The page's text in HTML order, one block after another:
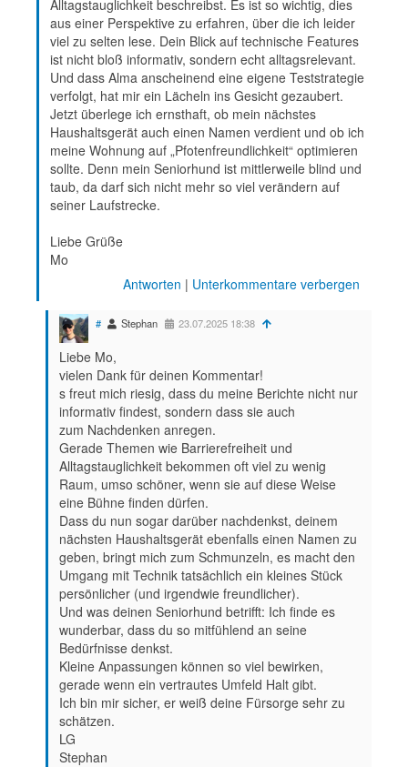
Alltagstauglichkeit beschreibst. Es ist so wichtig, dies
aus einer Perspektive zu erfahren, über die ich leider
viel zu selten lese. Dein Blick auf technische Features
ist nicht bloß informativ, sondern echt alltagsrelevant.
Und dass Alma anscheinend eine eigene Teststrategie
verfolgt, hat mir ein Lächeln ins Gesicht gezaubert.
Jetzt überlege ich ernsthaft, ob mein nächstes
Haushaltsgerät auch einen Namen verdient und ob ich
meine Wohnung auf „Pfotenfreundlichkeit“ optimieren
sollte. Denn mein Seniorhund ist mittlerweile blind und
taub, da darf sich nicht mehr so viel verändern auf
seiner Laufstrecke.
Liebe Grüße
Mo
Antworten | Unterkommentare verbergen
# Stephan 23.07.2025 18:38
Liebe Mo,
vielen Dank für deinen Kommentar!
s freut mich riesig, dass du meine Berichte nicht nur
informativ findest, sondern dass sie auch
zum Nachdenken anregen.
Gerade Themen wie Barrierefreiheit und
Alltagstauglichkeit bekommen oft viel zu wenig
Raum, umso schöner, wenn sie auf diese Weise
eine Bühne finden dürfen.
Dass du nun sogar darüber nachdenkst, deinem
nächsten Haushaltsgerät ebenfalls einen Namen zu
geben, bringt mich zum Schmunzeln, es macht den
Umgang mit Technik tatsächlich ein kleines Stück
persönlicher (und irgendwie freundlicher).
Und was deinen Seniorhund betrifft: Ich finde es
wunderbar, dass du so mitfühlend an seine
Bedürfnisse denkst.
Kleine Anpassungen können so viel bewirken,
gerade wenn ein vertrautes Umfeld Halt gibt.
Ich bin mir sicher, er weiß deine Fürsorge sehr zu
schätzen.
LG
Stephan